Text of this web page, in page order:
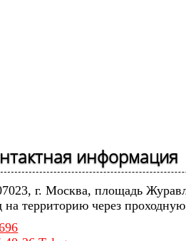
информация
г. Москва, площадь
на территорию через